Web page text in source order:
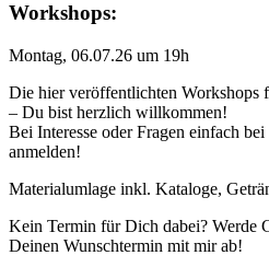
Workshops:
Montag, 06.07.26 um 19h
Die hier veröffentlichten Workshops
– Du bist herzlich willkommen!
Bei Interesse oder Fragen einfach
anmelden!
Materialumlage inkl. Kataloge,
Kein Termin für Dich dabei? Werde
Deinen Wunschtermin mit mir ab!